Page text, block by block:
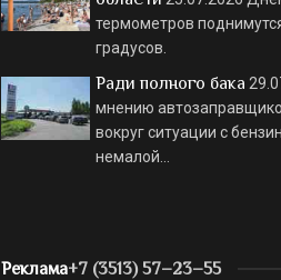
термометров
градусов.
Ради полного бака
мнению
вокруг ситуации с
немалой…
Реклама+7 (3513) 57–23–55